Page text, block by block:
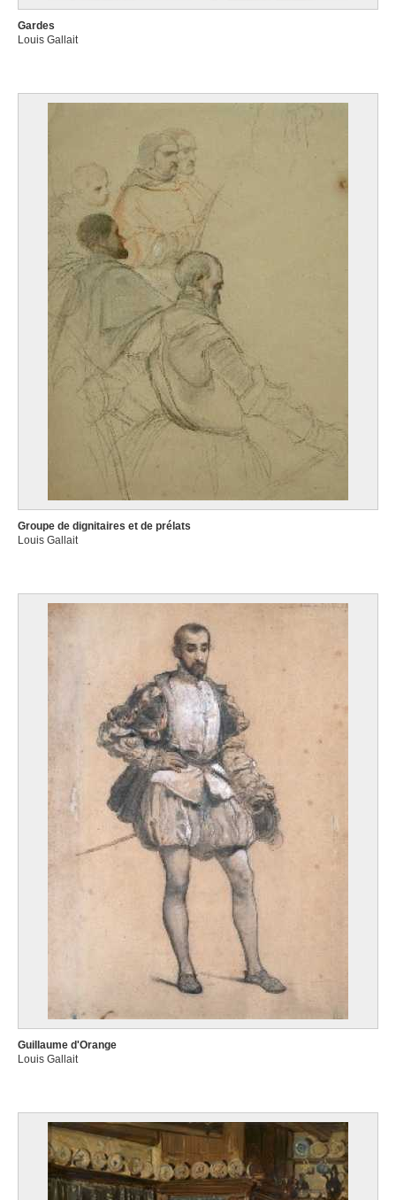
Gardes
Louis Gallait
Groupe de dignitaires et de prélats
Louis Gallait
Guillaume d'Orange
Louis Gallait